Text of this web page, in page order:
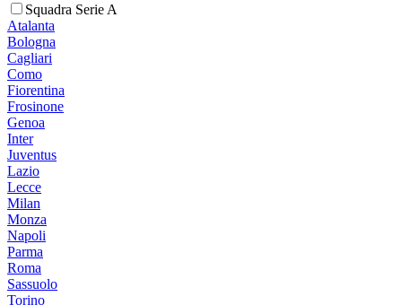
Squadra Serie A
Atalanta
Bologna
Cagliari
Como
Fiorentina
Frosinone
Genoa
Inter
Juventus
Lazio
Lecce
Milan
Monza
Napoli
Parma
Roma
Sassuolo
Torino